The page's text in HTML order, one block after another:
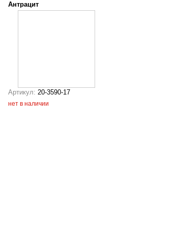
Антрацит
Артикул: 20-3590-17
нет в наличии